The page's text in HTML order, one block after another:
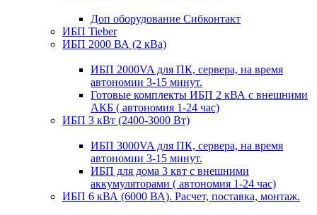
Доп оборудование Сибконтакт
ИБП Tieber
ИБП 2000 ВА (2 кВа)
ИБП 2000VA для ПК, сервера, на время
автономии 3-15 минут.
Готовые комплекты ИБП 2 кВА с внешними
АКБ ( автономия 1-24 час)
ИБП 3 кВт (2400-3000 Вт)
ИБП 3000VA для ПК, сервера, на время
автономии 3-15 минут.
ИБП для дома 3 квт с внешними
аккумуляторами ( автономия 1-24 час)
ИБП 6 кВА (6000 ВА). Расчет, поставка, монтаж.